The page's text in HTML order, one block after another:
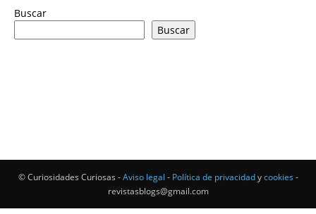
Buscar
Buscar
© Curiosidades Curiosas -Aviso legal - Política de privacidadycookies -
revistasblogs@gmail.com